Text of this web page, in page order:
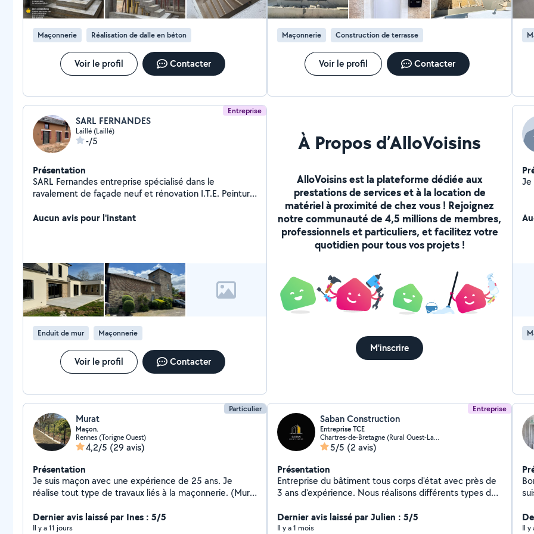
préfabriqué. Photos à l'appui pour voir la qualité du
travail. Je réalise également : dalles béton (terrasse,
garage, extension) terrasses murs, murets, clôtures
ouvertures (portes, fenêtres) petits et gros travaux de
maçonnerie Photos de réalisations disponibles, travail
concret et soigné. Disponible pour tous vos projets,
n'hésitez pas à me contacter.
Maçonnerie Réalisation de dalle en béton
Voir le profil Contacter
Maçonnerie Construction de terrasse
Voir le profil Contacter
vous
Entreprise
SARL FERNANDES
Laillé (Laillé)
-/5
Présentation
SARL Fernandes entreprise spécialisé dans le
ravalement de façade neuf et rénovation I.T.E. Peinture
Demoussage nettoyage de façade et toiture
Aucun avis pour l'instant
Enduit de mur Maçonnerie
Voir le profil Contacter
À Propos d’AlloVoisins
AlloVoisins est la plateforme dédiée aux
prestations de services et à la location de
matériel à proximité de chez vous ! Rejoignez
notre communauté de 4,5 millions de membres,
professionnels et particuliers, et facilitez votre
quotidien pour tous vos projets !
M'inscrire
Particulier
Murat
Maçon.
Rennes (Torigne Ouest)
4,2/5 (29 avis)
Présentation
Je suis maçon avec une expérience de 25 ans. Je
réalise tout type de travaux liés à la maçonnerie. (Mur,
rigide, clôture aluminium, pavé etc..). N'hésitez pas à
consulter toute les réalisations dans les photos de mon
Dernier avis laissé par Ines : 5/5
Il y a 11 jours
Entreprise
Saban Construction
Entreprise TCE
Chartres-de-Bretagne (Rural Ouest-La Janais)
5/5 (2 avis)
Présentation
Entreprise du bâtiment tous corps d'état avec près de
3 ans d'expérience. Nous réalisons différents types de
carrelage. Intervention pour construction, rénovation,
aménagement intérieur et extérieur : fondations, dalles
Dernier avis laissé par Julien : 5/5
Il y a 1 mois
Il y